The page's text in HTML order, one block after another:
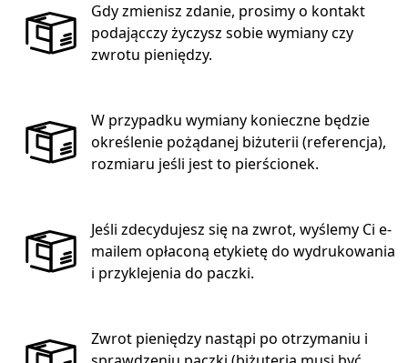
Gdy zmienisz zdanie, prosimy o kontakt
podającczy życzysz sobie wymiany czy
zwrotu pieniędzy.
W przypadku wymiany konieczne będzie
określenie pożądanej biżuterii (referencja),
rozmiaru jeśli jest to pierścionek.
Jeśli zdecydujesz się na zwrot, wyślemy Ci e-
mailem opłaconą etykietę do wydrukowania
i przyklejenia do paczki.
Zwrot pieniędzy nastąpi po otrzymaniu i